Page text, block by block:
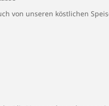
von unseren köstlichen